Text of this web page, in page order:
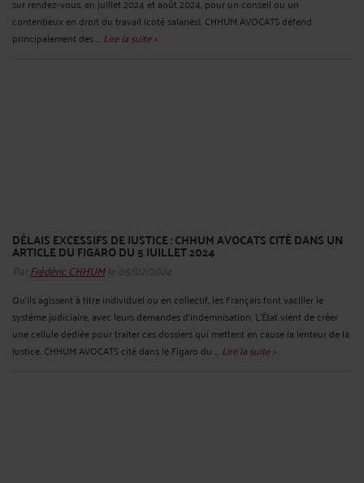
contentieux en droit du travail (coté salariés). CHHUM AVOCATS défend
principalement des ... Lire la suite >
DÉLAIS EXCESSIFS DE JUSTICE : CHHUM AVOCATS CITÉ DANS UN
ARTICLE DU FIGARO DU 5 JUILLET 2024
Par Frédéric CHHUMle 05/07/2024
Qu'ils agissent à titre individuel ou en collectif, les Français font vaciller le
système judiciaire, avec leurs demandes d’indemnisation. L'État vient de créer
une cellule dédiée pour traiter ces dossiers qui mettent en cause la lenteur de la
Justice. CHHUM AVOCATS cité dans le Figaro du ... Lire la suite >